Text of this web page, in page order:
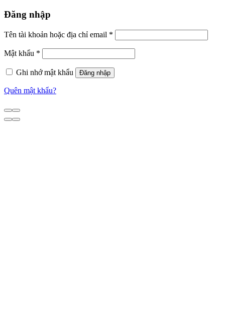
Đăng nhập
Tên tài khoản hoặc địa chỉ email *
Mật khẩu *
Ghi nhớ mật khẩu Đăng nhập
Quên mật khẩu?